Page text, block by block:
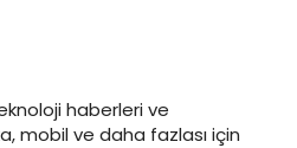
haberleri ve
mobil ve daha fazlası için